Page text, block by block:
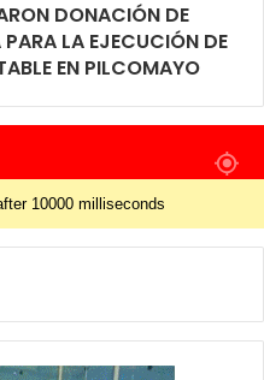
DONACIÓN DE
LA EJECUCIÓN DE
EN PILCOMAYO
10000 milliseconds